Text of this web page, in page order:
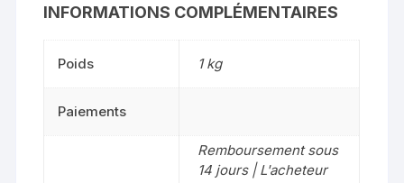
INFORMATIONS COMPLÉMENTAIRES
Poids 1 kg
Paiements
Remboursement sous
14 jours | L'acheteur